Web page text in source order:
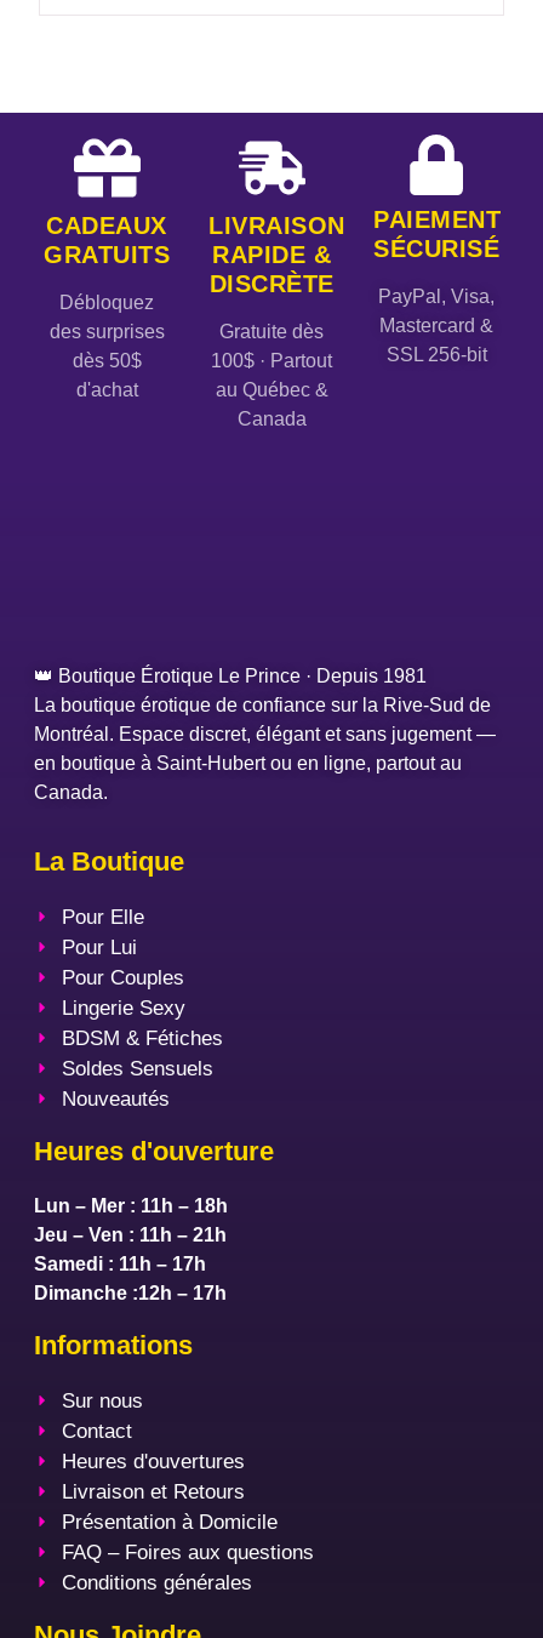
CADEAUX
GRATUITS
Débloquez
des surprises
dès 50$
d'achat
LIVRAISON
RAPIDE &
DISCRÈTE
Gratuite dès
100$ · Partout
au Québec &
Canada
PAIEMENT
SÉCURISÉ
PayPal, Visa,
Mastercard &
SSL 256-bit
👑 Boutique Érotique Le Prince · Depuis 1981
La boutique érotique de confiance sur la Rive-Sud de
Montréal. Espace discret, élégant et sans jugement —
en boutique à Saint-Hubert ou en ligne, partout au
Canada.
La Boutique
Pour Elle
Pour Lui
Pour Couples
Lingerie Sexy
BDSM & Fétiches
Soldes Sensuels
Nouveautés
Heures d'ouverture
Lun – Mer : 11h – 18h
Jeu – Ven : 11h – 21h
Samedi : 11h – 17h
Dimanche :12h – 17h
Informations
Sur nous
Contact
Heures d'ouvertures
Livraison et Retours
Présentation à Domicile
FAQ – Foires aux questions
Conditions générales